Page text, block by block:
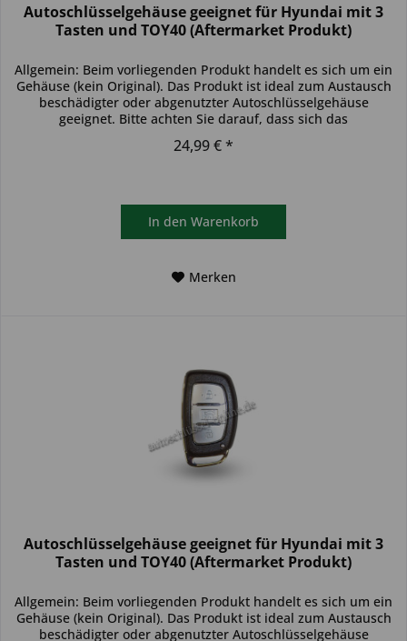
Autoschlüsselgehäuse geeignet für Hyundai mit 3
Tasten und TOY40 (Aftermarket Produkt)
Allgemein: Beim vorliegenden Produkt handelt es sich um ein
Gehäuse (kein Original). Das Produkt ist ideal zum Austausch
beschädigter oder abgenutzter Autoschlüsselgehäuse
geeignet. Bitte achten Sie darauf, dass sich das
24,99 € *
In den Warenkorb
Merken
Autoschlüsselgehäuse geeignet für Hyundai mit 3
Tasten und TOY40 (Aftermarket Produkt)
Allgemein: Beim vorliegenden Produkt handelt es sich um ein
Gehäuse (kein Original). Das Produkt ist ideal zum Austausch
beschädigter oder abgenutzter Autoschlüsselgehäuse